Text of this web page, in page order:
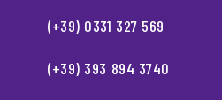
(+39) 0331 327 569
(+39) 393 894 3740